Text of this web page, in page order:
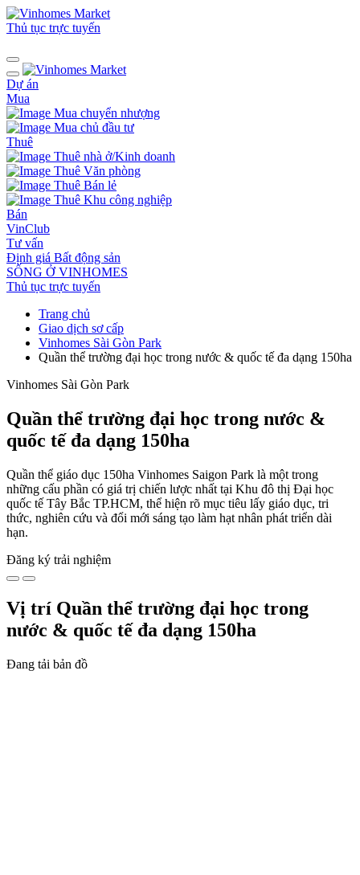
Thủ tục trực tuyến
Dự án
Mua
Mua chuyển nhượng
Mua chủ đầu tư
Thuê
Thuê nhà ở/Kinh doanh
Thuê Văn phòng
Thuê Bán lẻ
Thuê Khu công nghiệp
Bán
VinClub
Tư vấn
Định giá Bất động sản
SỐNG Ở VINHOMES
Thủ tục trực tuyến
Trang chủ
Giao dịch sơ cấp
Vinhomes Sài Gòn Park
Quần thể trường đại học trong nước & quốc tế đa dạng 150ha
Vinhomes Sài Gòn Park
Quần thể trường đại học trong nước &
quốc tế đa dạng 150ha
Quần thể giáo dục 150ha Vinhomes Saigon Park là một trong
những cấu phần có giá trị chiến lược nhất tại Khu đô thị Đại học
quốc tế Tây Bắc TP.HCM, thể hiện rõ mục tiêu lấy giáo dục, tri
thức, nghiên cứu và đổi mới sáng tạo làm hạt nhân phát triển dài
hạn.
Đăng ký trải nghiệm
Vị trí Quần thể trường đại học trong
nước & quốc tế đa dạng 150ha
Đang tải bản đồ